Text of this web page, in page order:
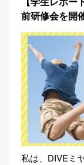
前研修会を開
私は、DIVEミ